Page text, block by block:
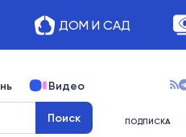
ДОМ И САД
Видео
ПОДПИСКА